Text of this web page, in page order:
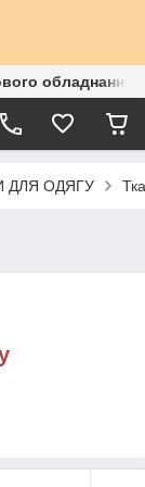
обладнання
ДЛЯ ОДЯГУ